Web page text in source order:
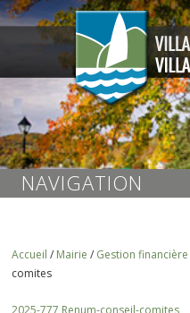
NAVIGATION
Accueil / Mairie / Gestion financière
comites
2025-777 Renum-conseil-comites